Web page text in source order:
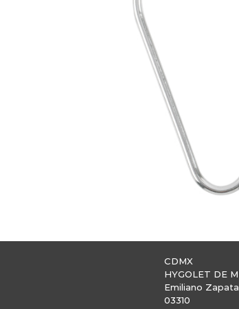
CDMX
HYGOLET DE
Emiliano
03310